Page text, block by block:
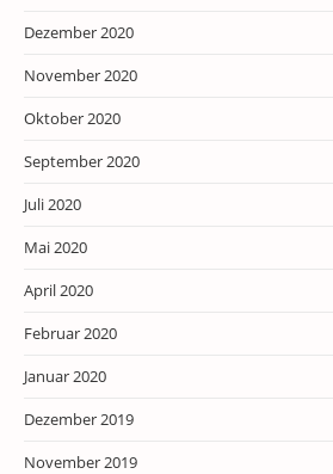
Dezember 2020
November 2020
Oktober 2020
September 2020
Juli 2020
Mai 2020
April 2020
Februar 2020
Januar 2020
Dezember 2019
November 2019